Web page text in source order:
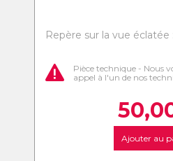
Repère sur la vue éclatée :
Pièce technique - Nous
appel à l'un de nos
Ajouter au